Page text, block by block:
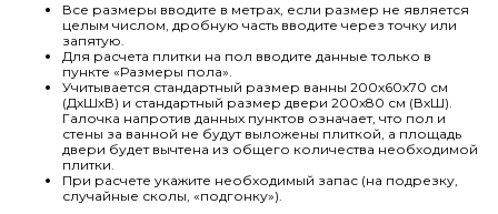
Все размеры вводите в метрах, если размер не является
целым числом, дробную часть вводите через точку или
запятую.
Для расчета плитки на пол вводите данные только в
пункте «Размеры пола».
Учитывается стандартный размер ванны 200х60х70 см
(ДхШхВ) и стандартный размер двери 200х80 см (ВхШ).
Галочка напротив данных пунктов означает, что пол и
стены за ванной не будут выложены плиткой, а площадь
двери будет вычтена из общего количества необходимой
плитки.
При расчете укажите необходимый запас (на подрезку,
случайные сколы, «подгонку»).